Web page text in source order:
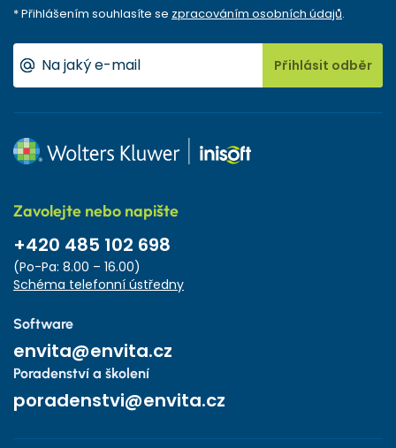
* Přihlášením souhlasíte se zpracováním osobních údajů.
Přihlásit odběr
Zavolejte nebo napište
+420 485 102 698
(Po-Pa: 8.00 – 16.00)
Schéma telefonní ústředny
Software
envita@envita.cz
Poradenství a školení
poradenstvi@envita.cz